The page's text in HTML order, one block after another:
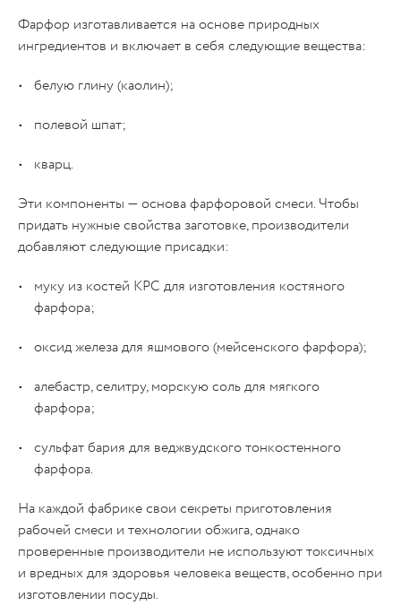
Фарфор изготавливается на основе природных
ингредиентов и включает в себя следующие вещества:
белую глину (каолин);
полевой шпат;
кварц.
Эти компоненты — основа фарфоровой смеси. Чтобы
придать нужные свойства заготовке, производители
добавляют следующие присадки:
муку из костей КРС для изготовления костяного
фарфора;
оксид железа для яшмового (мейсенского фарфора);
алебастр, селитру, морскую соль для мягкого
фарфора;
сульфат бария для веджвудского тонкостенного
фарфора.
На каждой фабрике свои секреты приготовления
рабочей смеси и технологии обжига, однако
проверенные производители не используют токсичных
и вредных для здоровья человека веществ, особенно при
изготовлении посуды.